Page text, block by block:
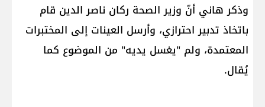
وذكر هاني أنّ وزير الصحة ركان ناصر الدين قام
باتخاذ تدبير احترازي، وأرسل العينات إلى المختبرات
المعتمدة، ولم "يغسل يديه" من الموضوع كما
يُقال.